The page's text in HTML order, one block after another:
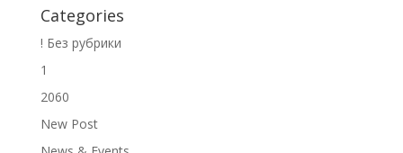
Categories
! Без рубрики
1
2060
New Post